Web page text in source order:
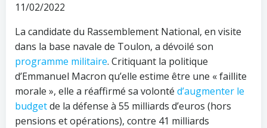
11/02/2022
La candidate du Rassemblement National, en visite
dans la base navale de Toulon, a dévoilé son
programme militaire. Critiquant la politique
d’Emmanuel Macron qu’elle estime être une « faillite
morale », elle a réaffirmé sa volonté d’augmenter le
budgetde la défense à 55 milliards d’euros (hors
pensions et opérations), contre 41 milliards